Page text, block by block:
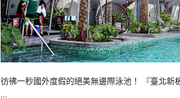
彷彿一秒國外度假的絕美無邊際泳池！ 『臺北
…